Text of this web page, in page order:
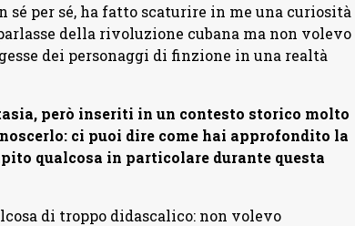
sé per sé, ha fatto scaturire in me una curiosità
della rivoluzione cubana ma non volevo
dei personaggi di finzione in una realtà
però inseriti in un contesto storico molto
ci puoi dire come hai approfondito la
qualcosa in particolare durante questa
di troppo didascalico: non volevo